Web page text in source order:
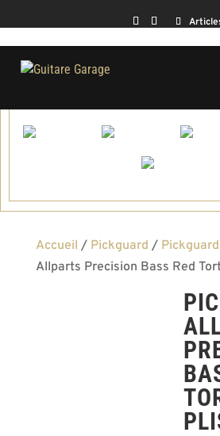
Accueil / Pickguard /
Allparts Precision Bass Red